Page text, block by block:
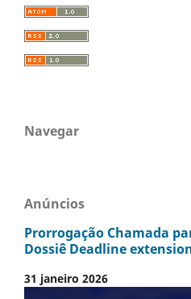
Navegar
Anúncios
Prorrogação Chamada
Dossiê Deadline
31 janeiro 2026